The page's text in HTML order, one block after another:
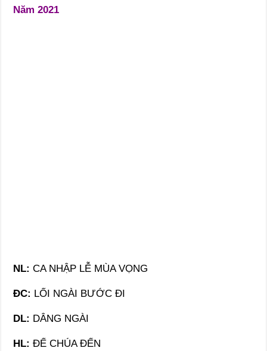
Năm 2021
NL:CA NHẬP LỄ MÙA VỌNG
ĐC: LỐI NGÀI BƯỚC ĐI
DL: DÂNG NGÀI
HL:ĐỂ CHÚA ĐẾN